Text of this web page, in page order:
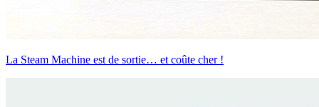
La Steam Machine est de sortie… et coûte cher !